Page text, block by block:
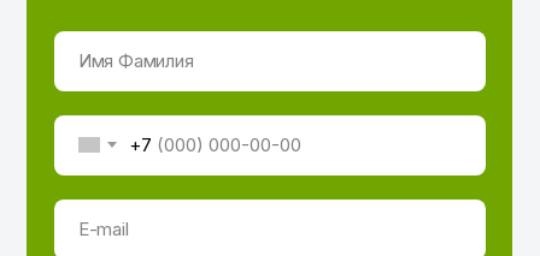
Имя Фамилия
+7
E-mail